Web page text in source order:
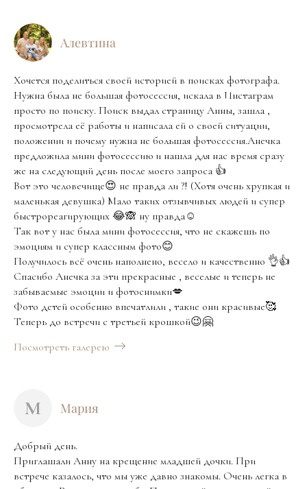
Алевтина
Хочется поделиться своей историей в поисках фотографа.
Нужна была не большая фотосессия, искала в Инстаграм
просто по поиску. Поиск выдал страницу Анны, зашла ,
просмотрела её работы и написала ей о своей ситуации,
положении и почему нужна не большая фотосессия.Анечка
предложила мини фотосессию и нашла для нас время сразу
же на следующий день после моего запроса 👍
Вот это человечище😍 не правда ли ?! (Хотя очень хрупкая и
маленькая девушка) Мало таких отзывчивых людей и супер
быстрореагирующих 😂🙈 ну правда☺️
Так вот у нас была мини фотосессия, что не скажешь по
эмоциям и супер классным фото😊
Получилось всё очень наполнено, весело и качественно 👌👍
Спасибо Анечка за эти прекрасные , веселые и теперь не
забываемые эмоции и фотоснимки💋
Фото детей особенно впечатлили , такие они красивые🥰
Теперь до встречи с третьей крошкой😉🤗
Посмотреть галерею
М Мария
Добрый день.
Приглашали Анну на крещение младшей дочки. При
встрече казалось, что мы уже давно знакомы. Очень легка в